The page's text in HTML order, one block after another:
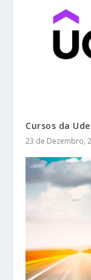
Cursos da
23 de Dezembro,